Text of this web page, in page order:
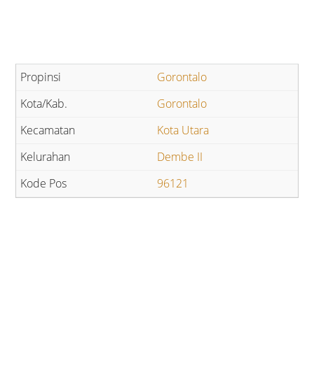
Gorontalo
Gorontalo
Kota Utara
Dembe II
96121